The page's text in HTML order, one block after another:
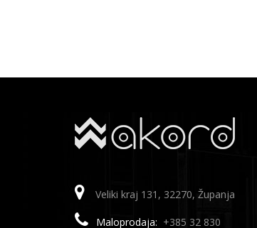
Veliki kraj 131, 32270, Županja
Maloprodaja: +385 32 830